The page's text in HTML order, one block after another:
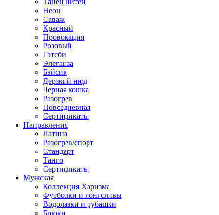
Танец нитей
Неон
Саваж
Красный
Провокация
Розовый
Гэтсби
Элеганза
Бэйсик
Дерзкий нюд
Черная кошка
Разогрев
Повседневная
Сертификаты
Направления
Латина
Разогрев/спорт
Стандарт
Танго
Сертификаты
Мужская
Коллекция Харизма
Футболки и лонгсливы
Водолазки и рубашки
Брюки